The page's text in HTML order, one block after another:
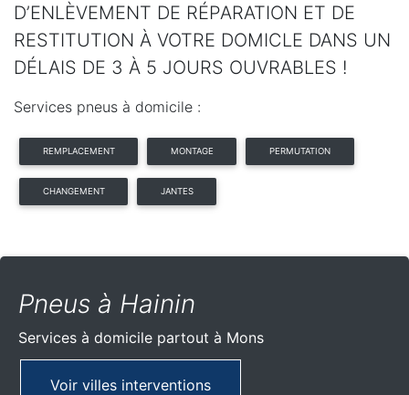
D’ENLÈVEMENT DE RÉPARATION ET DE
RESTITUTION À VOTRE DOMICLE DANS UN
DÉLAIS DE 3 À 5 JOURS OUVRABLES !
Services pneus à domicile :
REMPLACEMENT MONTAGE PERMUTATION
CHANGEMENT JANTES
Pneus à Hainin
Services à domicile partout à Mons
Voir villes interventions